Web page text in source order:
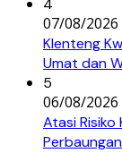
4
07/08/2026
Klenteng
Umat dan
5
06/08/2026
Atasi Risiko